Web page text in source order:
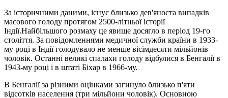
За історичними даними, існує близько дев'яноста випадків
масового голоду протягом 2500-літньої історії
Індії.Найбільшого розмаху це явище досягло в період 19-го
століття. За повідомленнями медичної служби країни в 1933-
му році в Індії голодувало не менше вісімдесяти мільйонів
чоловік. Останні великі спалахи голоду відбулися в Бенгалії в
1943-му році і в штаті Біхар в 1966-му.
В Бенгалії за різними оцінками загинуло близько п'яти
відсотків населення (три мільйони чоловік). Основною